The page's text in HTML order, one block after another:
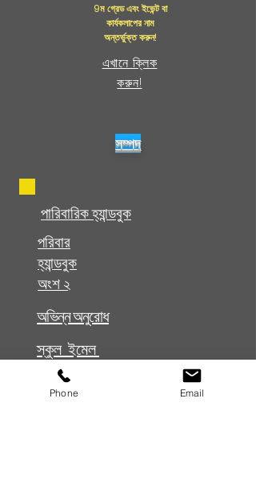
9ম গ্রেড এবং ইভেন্ট বা
কার্যকলাপের নাম
অন্তর্ভুক্ত করুন!
এখানে ক্লিক
করুন!
সম্পদ
পারিবারিক হ্যান্ডবুক
পরিবার
হ্যান্ডবুক
অংশ ২
অভিন্ন অনুরোধ
স্কুল ইমেল
আপনার শিক্ষককে ইমেল করুন
Phone Email